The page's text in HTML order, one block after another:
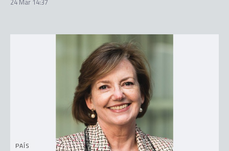
24 Mar 14:37
PAÍS